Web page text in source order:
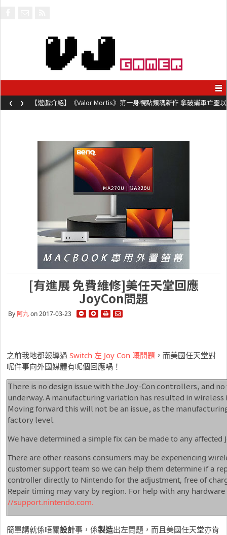
【遊戲介紹】《Valor Mortis》第一身視點類魂新作 拿破崙軍亡靈以
槍械劍與魔法殺敵
‹ ›
[有進展 免費維修]美任天堂回應
JoyCon問題
By 阿九on 2017-03-23
之前我地都報導過 Switch 左 Joy Con 嘅問題 ，而美國任天堂對
呢件事向外國媒體有呢個回應喎！
There is no design issue with the Joy-Con controllers, and
underway. A manufacturing variation has resulted in
Moving forward this will not be an issue, as the
factory level.
We have determined a simple fix can be made to any affected
There are other reasons consumers may be experiencing
customer support team so we can help them determine if a
controller directly to Nintendo for the adjustment, free of
Repair timing may vary by region. For help with any
//support.nintendo.com.
簡單講就係唔關設計事，係製造出左問題，而且美國任天堂亦肯